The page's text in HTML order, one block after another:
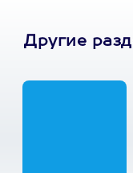
Другие